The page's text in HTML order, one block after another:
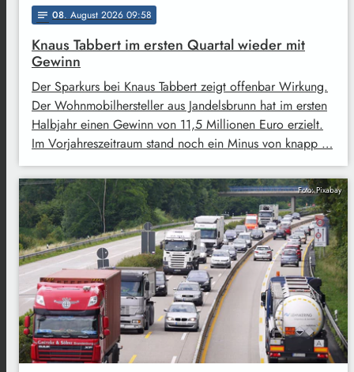
notes 08. August 2026 09:58
Knaus Tabbert im ersten Quartal wieder mit
Gewinn
Der Sparkurs bei Knaus Tabbert zeigt offenbar Wirkung.
Der Wohnmobilhersteller aus Jandelsbrunn hat im ersten
Halbjahr einen Gewinn von 11,5 Millionen Euro erzielt.
Im Vorjahreszeitraum stand noch ein Minus von knapp …
Foto: Pixabay